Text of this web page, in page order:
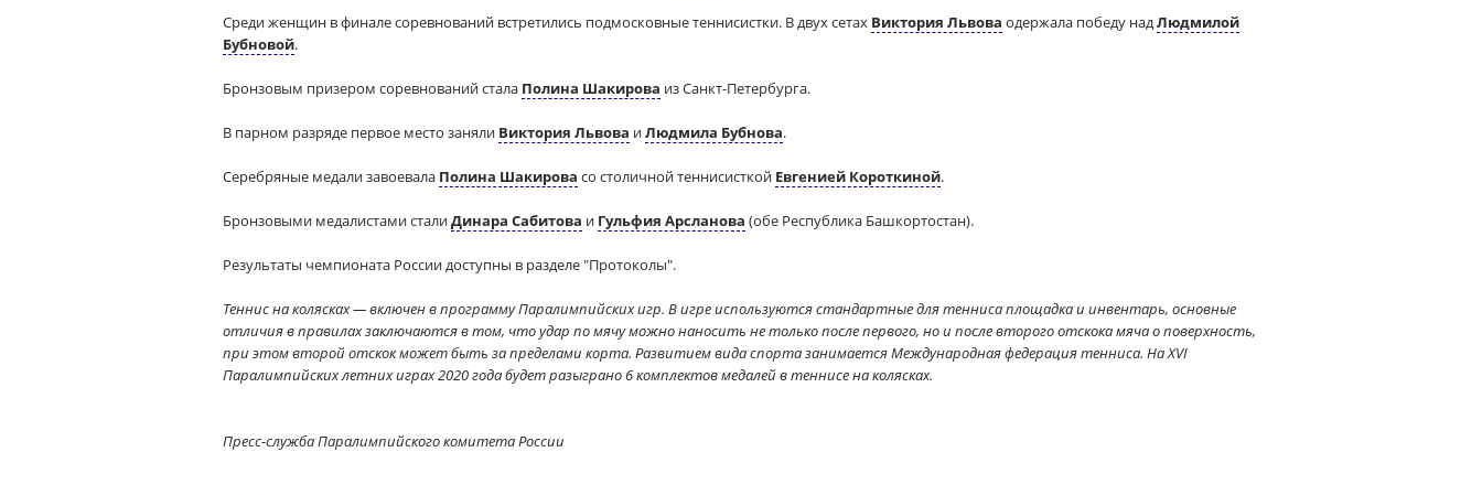
Среди женщин в финале соревнований встретились подмосковные теннисистки. В двух сетах Виктория Львова одержала победу надЛюдмилой
Бубновой.
Бронзовым призером соревнований стала Полина Шакирова из Санкт-Петербурга.
В парном разряде первое место заняли Виктория Львова иЛюдмила Бубнова.
Серебряные медали завоевала Полина Шакирова со столичной теннисисткой Евгенией Короткиной.
Бронзовыми медалистами сталиДинара Сабитова и Гульфия Арсланова (обе Республика Башкортостан).
Результаты чемпионата России доступны в разделе "Протоколы".
Теннис на колясках — включен в программу Паралимпийских игр. В игре используются стандартные для тенниса площадка и инвентарь, основные
отличия в правилах заключаются в том, что удар по мячу можно наносить не только после первого, но и после второго отскока мяча о поверхность,
при этом второй отскок может быть за пределами корта. Развитием вида спорта занимается Международная федерация тенниса. На XVI
Паралимпийских летних играх 2020 года будет разыграно 6 комплектов медалей в теннисе на колясках.
Пресс-служба Паралимпийского комитета России